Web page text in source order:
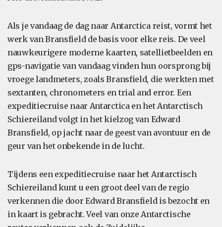
Als je vandaag de dag naar Antarctica reist, vormt het
werk van Bransfield de basis voor elke reis. De veel
nauwkeurigere moderne kaarten, satellietbeelden en
gps-navigatie van vandaag vinden hun oorsprong bij
vroege landmeters, zoals Bransfield, die werkten met
sextanten, chronometers en trial and error. Een
expeditiecruise naar Antarctica en het Antarctisch
Schiereiland volgt in het kielzog van Edward
Bransfield, op jacht naar de geest van avontuur en de
geur van het onbekende in de lucht.
Tijdens een expeditiecruise naar het Antarctisch
Schiereiland kunt u een groot deel van de regio
verkennen die door Edward Bransfield is bezocht en
in kaart is gebracht. Veel van onze Antarctische